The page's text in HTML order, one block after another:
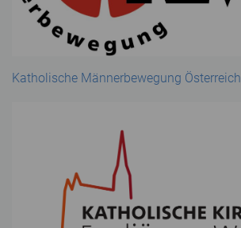
Katholische Männerbewegung Österreich